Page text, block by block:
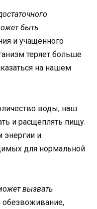
быть
и учащенного
теряет больше
на нашем
воды, наш
и расщеплять пищу.
энергии и
для нормальной
вызвать
обезвоживание,